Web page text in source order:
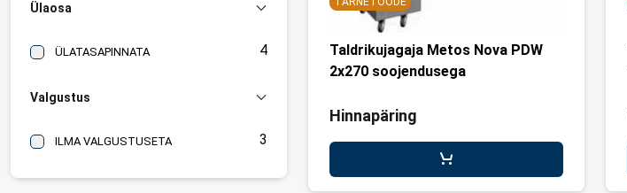
Ülaosa
ÜLATASAPINNATA 4
Valgustus
ILMA VALGUSTUSETA 3
Taldrikujagaja Metos Nova PDW
2x270 soojendusega
Hinnapäring